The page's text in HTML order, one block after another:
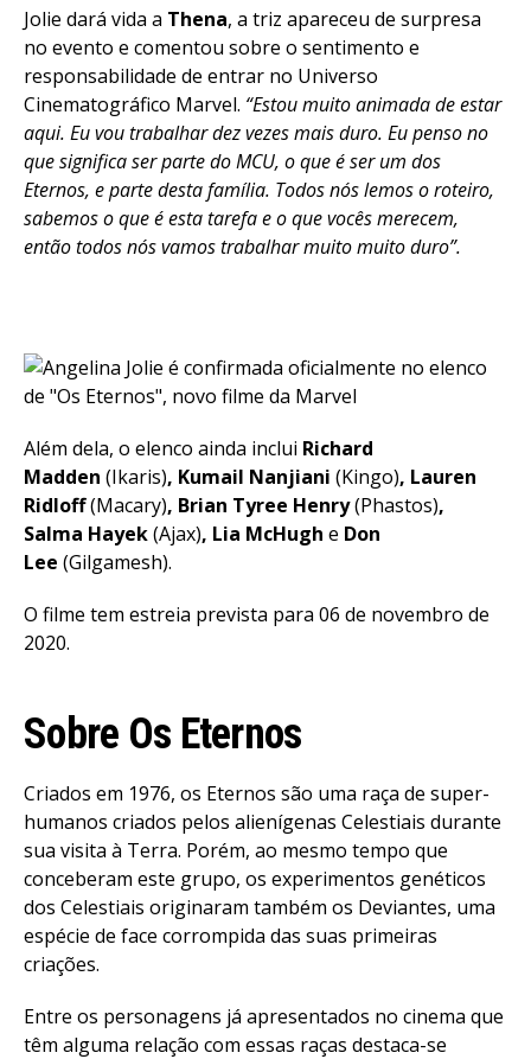
Jolie dará vida a Thena, a triz apareceu de surpresa
no evento e comentou sobre o sentimento e
responsabilidade de entrar no Universo
Cinematográfico Marvel. “Estou muito animada de estar
aqui. Eu vou trabalhar dez vezes mais duro. Eu penso no
que significa ser parte do MCU, o que é ser um dos
Eternos, e parte desta família. Todos nós lemos o roteiro,
sabemos o que é esta tarefa e o que vocês merecem,
então todos nós vamos trabalhar muito muito duro”.
Além dela, o elenco ainda inclui Richard
Madden (Ikaris), Kumail Nanjiani (Kingo), Lauren
Ridloff(Macary), Brian Tyree Henry(Phastos),
Salma Hayek(Ajax), Lia McHugh e Don
Lee (Gilgamesh).
O filme tem estreia prevista para 06 de novembro de
2020.
Sobre Os Eternos
Criados em 1976, os Eternos são uma raça de super-
humanos criados pelos alienígenas Celestiais durante
sua visita à Terra. Porém, ao mesmo tempo que
conceberam este grupo, os experimentos genéticos
dos Celestiais originaram também os Deviantes, uma
espécie de face corrompida das suas primeiras
criações.
Entre os personagens já apresentados no cinema que
têm alguma relação com essas raças destaca-se